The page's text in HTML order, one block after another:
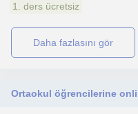
1. ders ücretsiz
daha fazlasını gör
Ortaokul öğrencilerine